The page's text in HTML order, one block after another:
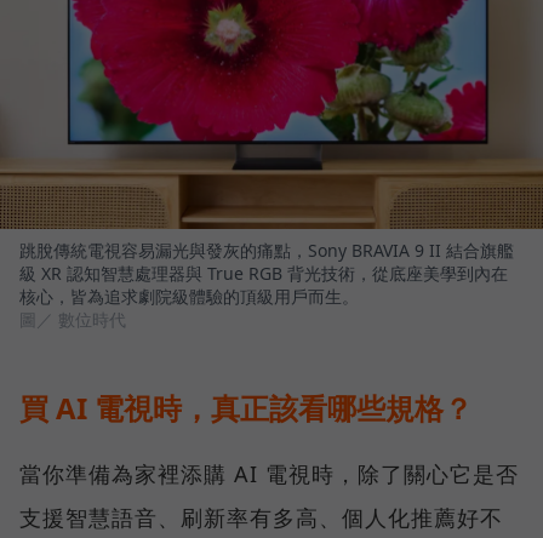
跳脫傳統電視容易漏光與發灰的痛點，Sony BRAVIA 9 II 結合旗艦
級 XR 認知智慧處理器與 True RGB 背光技術，從底座美學到內在
核心，皆為追求劇院級體驗的頂級用戶而生。
圖／ 數位時代
買 AI 電視時，真正該看哪些規格？
當你準備為家裡添購 AI 電視時，除了關心它是否
支援智慧語音、刷新率有多高、個人化推薦好不